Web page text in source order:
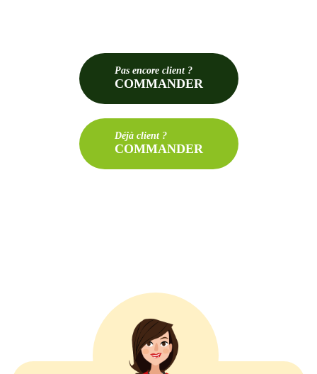
Pasencore client ?
COMMANDER
Déjà client ?
COMMANDER